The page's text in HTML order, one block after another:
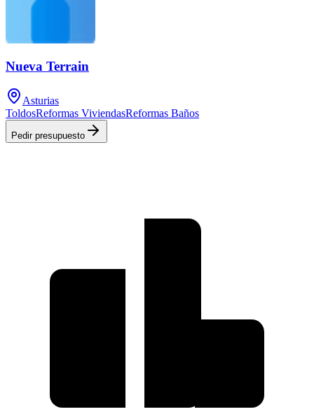
Nueva Terrain
Asturias
ToldosReformas ViviendasReformas Baños
Pedir presupuesto